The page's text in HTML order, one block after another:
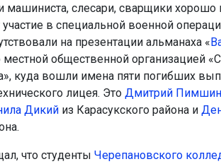
слесари, сварщики хорошо
в специальной военной
на презентации альманаха «
местной общественной организацией
куда вошли имена пяти погибших
лицея. Это Дмитрий Пимшин
Дикийиз Карасукского района и
что студенты Черепановского